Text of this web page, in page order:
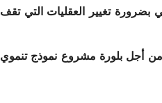
بضرورة تغيير العقليات التي تقف
من أجل بلورة مشروع نموذج تنموي